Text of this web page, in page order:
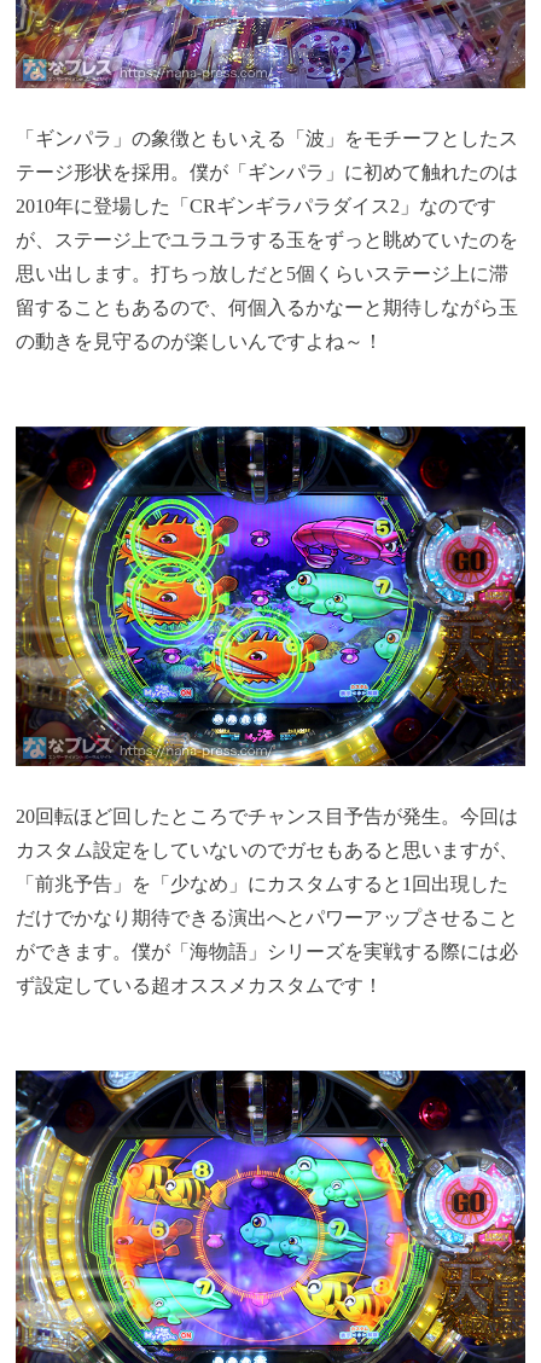
「ギンパラ」の象徴ともいえる「波」をモチーフとしたス
テージ形状を採用。僕が「ギンパラ」に初めて触れたのは
2010年に登場した「CRギンギラパラダイス2」なのです
が、ステージ上でユラユラする玉をずっと眺めていたのを
思い出します。打ちっ放しだと5個くらいステージ上に滞
留することもあるので、何個入るかなーと期待しながら玉
の動きを見守るのが楽しいんですよね～！
20回転ほど回したところでチャンス目予告が発生。今回は
カスタム設定をしていないのでガセもあると思いますが、
「前兆予告」を「少なめ」にカスタムすると1回出現した
だけでかなり期待できる演出へとパワーアップさせること
ができます。僕が「海物語」シリーズを実戦する際には必
ず設定している超オススメカスタムです！